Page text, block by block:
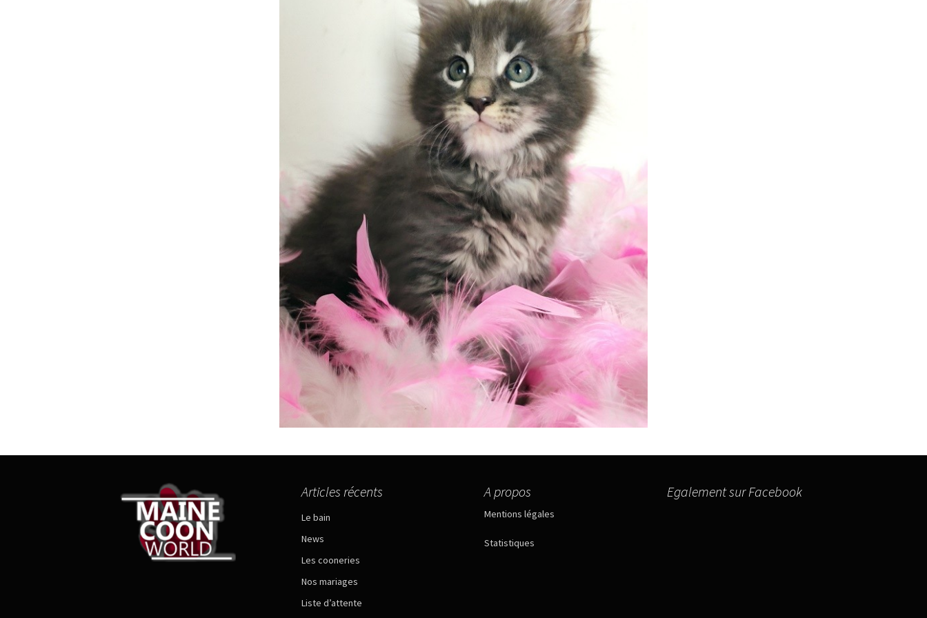
Articles récents
Le bain
News
Les cooneries
Nos mariages
Liste d’attente
A propos
Mentions légales
Statistiques
Egalement sur Facebook